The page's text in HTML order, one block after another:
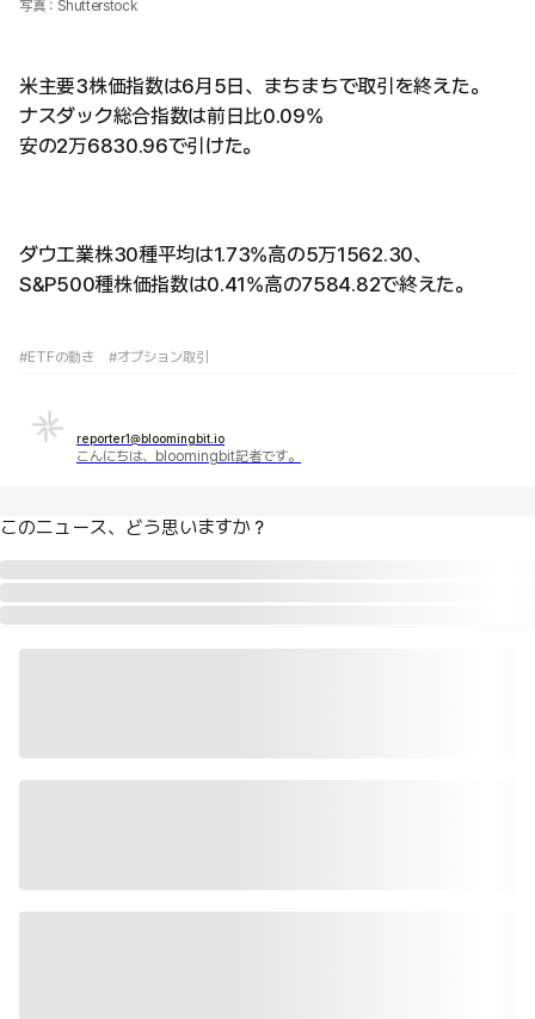
写真：Shutterstock
米主要3株価指数は6月5日、まちまちで取引を終えた。
ナスダック総合指数は前日比0.09%
安の2万6830.96で引けた。
ダウ工業株30種平均は1.73%高の5万1562.30、
S&P500種株価指数は0.41%高の7584.82で終えた。
#ETFの動き #オプション取引
reporter1@bloomingbit.io
こんにちは、bloomingbit記者です。
このニュース、どう思いますか？